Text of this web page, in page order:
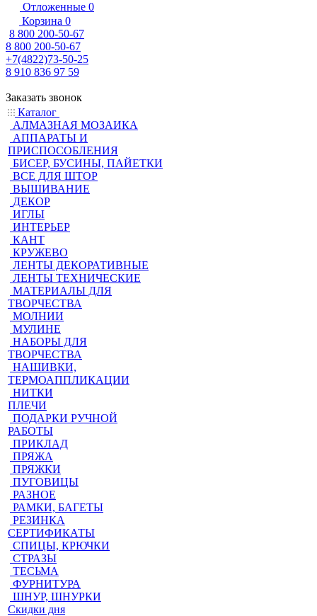
Отложенные 0
Корзина 0
8 800 200-50-67
8 800 200-50-67
+7(4822)73-50-25
8 910 836 97 59
Заказать звонок
Каталог
АЛМАЗНАЯ МОЗАИКА
АППАРАТЫ И
ПРИСПОСОБЛЕНИЯ
БИСЕР, БУСИНЫ, ПАЙЕТКИ
ВСЕ ДЛЯ ШТОР
ВЫШИВАНИЕ
ДЕКОР
ИГЛЫ
ИНТЕРЬЕР
КАНТ
КРУЖЕВО
ЛЕНТЫ ДЕКОРАТИВНЫЕ
ЛЕНТЫ ТЕХНИЧЕСКИЕ
МАТЕРИАЛЫ ДЛЯ
ТВОРЧЕСТВА
МОЛНИИ
МУЛИНЕ
НАБОРЫ ДЛЯ
ТВОРЧЕСТВА
НАШИВКИ,
ТЕРМОАППЛИКАЦИИ
НИТКИ
ПЛЕЧИ
ПОДАРКИ РУЧНОЙ
РАБОТЫ
ПРИКЛАД
ПРЯЖА
ПРЯЖКИ
ПУГОВИЦЫ
РАЗНОЕ
РАМКИ, БАГЕТЫ
РЕЗИНКА
СЕРТИФИКАТЫ
СПИЦЫ, КРЮЧКИ
СТРАЗЫ
ТЕСЬМА
ФУРНИТУРА
ШНУР, ШНУРКИ
Скидки дня